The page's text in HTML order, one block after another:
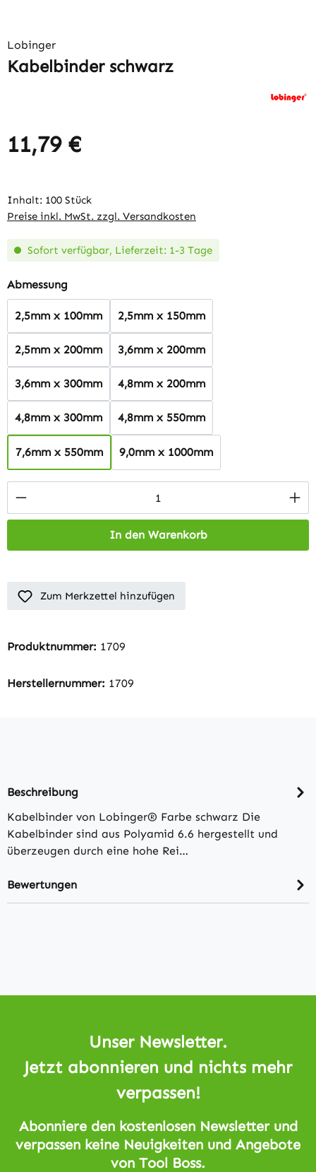
Lobinger
Kabelbinder schwarz
Regulärer Preis:
11,79 €
Inhalt: 100 Stück
Preise inkl. MwSt. zzgl. Versandkosten
Sofort verfügbar, Lieferzeit: 1-3 Tage
Abmessung
2,5mm x 100mm 2,5mm x 150mm
2,5mm x 200mm 3,6mm x 200mm
3,6mm x 300mm 4,8mm x 200mm
4,8mm x 300mm 4,8mm x 550mm
7,6mm x 550mm 9,0mm x 1000mm
Produkt Anzahl: Gib den gewünschten
In den Warenkorb
Zum Merkzettel hinzufügen
Produktnummer: 1709
Herstellernummer: 1709
Beschreibung
Kabelbinder von Lobinger® Farbe schwarz Die
Kabelbinder sind aus Polyamid 6.6 hergestellt und
überzeugen durch eine hohe Rei…
Bewertungen
Unser Newsletter.
Jetzt abonnieren und nichts mehr
verpassen!
Abonniere den kostenlosen Newsletter und
verpassen keine Neuigkeiten und Angebote
von Tool Boss.